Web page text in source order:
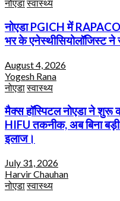
नोएडास्वास्थ्य
नोएडा PGICH में
भर के एनेस्थीसियोलॉजिस्ट ने
August 4, 2026
Yogesh Rana
नोएडास्वास्थ्य
मैक्स हॉस्पिटल नोएडा ने शुरू
HIFU तकनीक, अब बिना बड़ी
इलाज।
July 31, 2026
Harvir Chauhan
नोएडास्वास्थ्य